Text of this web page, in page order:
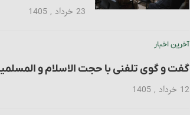
23 خرداد , 1405
آخرین اخبار
گفت و گوی تلفنی با حجت الاسلام و
12 خرداد , 1405